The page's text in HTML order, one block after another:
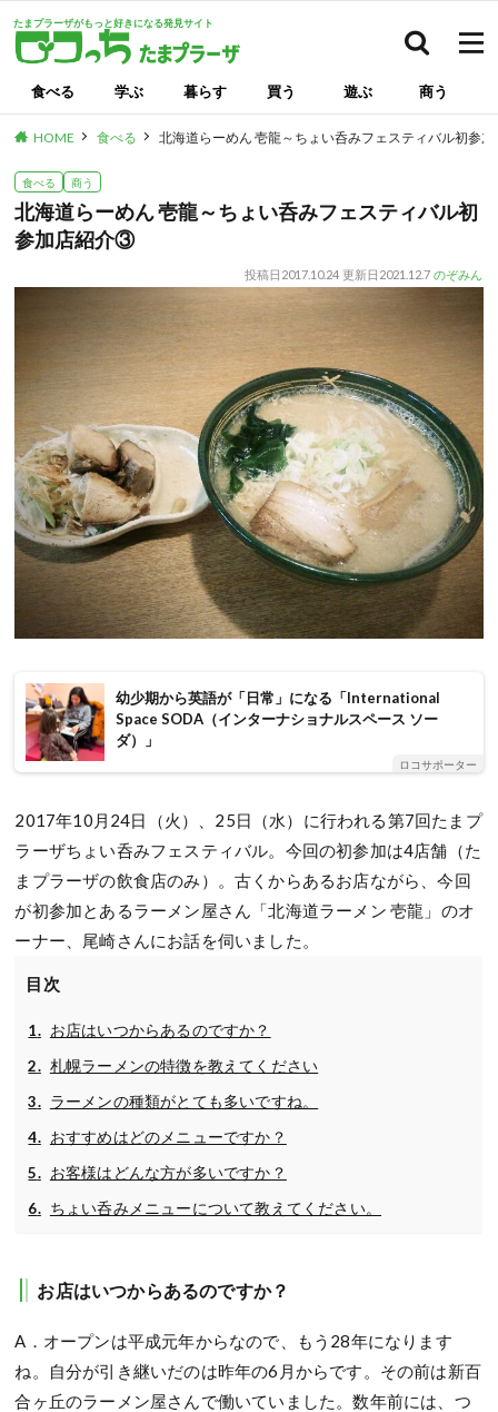
たまプラーザがもっと好きになる発見サイト
食べる 学ぶ 暮らす 買う 遊ぶ 商う
HOME 食べる 北海道らーめん 壱龍～ちょい呑みフェスティバル初参
食べる 商う
北海道らーめん 壱龍～ちょい呑みフェスティバル初
参加店紹介③
投稿日 2017.10.24 更新日 2021.12.7 のぞみん
幼少期から英語が「日常」になる「International
Space SODA（インターナショナルスペース ソー
ダ）」
ロコサポーター
2017年10月24日（火）、25日（水）に行われる第7回たまプ
ラーザちょい呑みフェスティバル。今回の初参加は4店舗（た
まプラーザの飲食店のみ）。古くからあるお店ながら、今回
が初参加とあるラーメン屋さん「北海道ラーメン 壱龍」のオ
ーナー、尾崎さんにお話を伺いました。
目次
お店はいつからあるのですか？
札幌ラーメンの特徴を教えてください
ラーメンの種類がとても多いですね。
おすすめはどのメニューですか？
お客様はどんな方が多いですか？
ちょい呑みメニューについて教えてください。
お店はいつからあるのですか？
A．オープンは平成元年からなので、もう28年になります
ね。自分が引き継いだのは昨年の6月からです。その前は新百
合ヶ丘のラーメン屋さんで働いていました。数年前には、つ